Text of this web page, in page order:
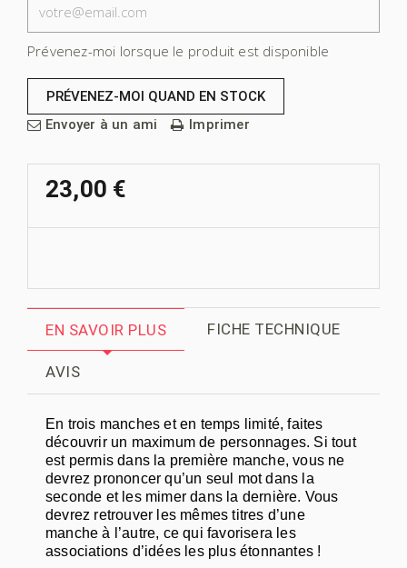
Prévenez-moi lorsque le produit est disponible
Envoyer à un ami Imprimer
23,00 €
EN SAVOIR PLUS FICHE TECHNIQUE
AVIS
En trois manches et en temps limité, faites
découvrir un maximum de personnages. Si tout
est permis dans la première manche, vous ne
devrez prononcer qu’un seul mot dans la
seconde et les mimer dans la dernière. Vous
devrez retrouver les mêmes titres d’une
manche à l’autre, ce qui favorisera les
associations d’idées les plus étonnantes !